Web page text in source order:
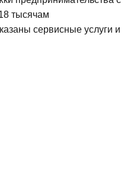
тысячам
сервисные услуги и